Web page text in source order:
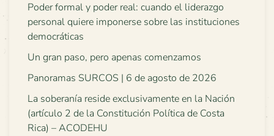
Poder formal y poder real: cuando el liderazgo
personal quiere imponerse sobre las instituciones
democráticas
Un gran paso, pero apenas comenzamos
Panoramas SURCOS | 6 de agosto de 2026
La soberanía reside exclusivamente en la Nación
(artículo 2 de la Constitución Política de Costa
Rica) – ACODEHU